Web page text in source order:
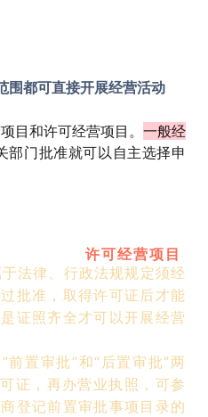
围都可直接开展经营活动
和许可经营项目。 一般经
部门批准就可以自主选择申
许可经营项目
律、行政法规规定须经
批准，取得许可证后才能
证照齐全才可以开展经营
置审批”和“后置审批”两
证，再办营业执照，可参
登记前置审批事项目录的